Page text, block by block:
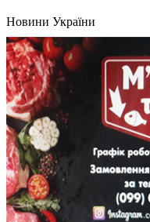
Новини України